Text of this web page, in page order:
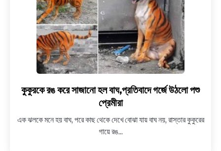
বালন
link
to
রঙ
করে
কুকুরকে রঙ করে সাজানো হল বাঘ,প্রতিবাদে গর্জে উঠলো পশু
প্রেমীরা
এক ঝলকে মনে হয় বাঘ, পরে কাছ থেকে দেখে বোঝা যায় বাঘ নয়, রাস্তার কুকুরের
গায়ে রঙ...